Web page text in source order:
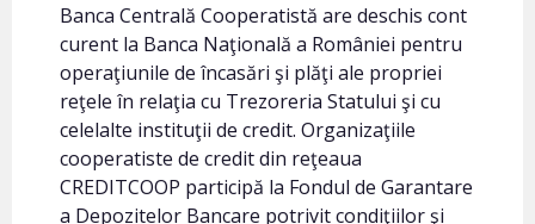
Banca Centrală Cooperatistă are deschis cont
curent la Banca Naţională a României pentru
operaţiunile de încasări şi plăţi ale propriei
reţele în relaţia cu Trezoreria Statului şi cu
celelalte instituţii de credit. Organizaţiile
cooperatiste de credit din reţeaua
CREDITCOOP participă la Fondul de Garantare
a Depozitelor Bancare potrivit condiţiilor şi